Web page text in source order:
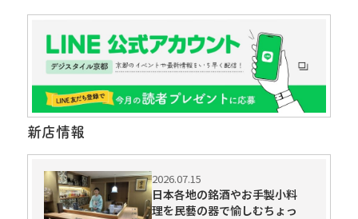
新店情報
2026.07.15
日本各地の銘酒やお手製小料
理を民藝の器で愉しむちょっ